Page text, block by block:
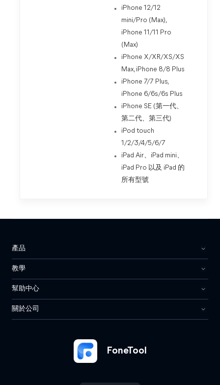
iPhone 12/12
mini/Pro (Max),
iPhone 11/11 Pro
(Max)
iPhone X/XR/XS/XS
Max, iPhone 8/8 Plus
iPhone 7/7 Plus,
iPhone 6/6s/6s Plus
iPhone SE (第一代、
第二代、第三代)
iPod touch
1/2/3/4/5/6/7
iPad Air、iPad mini、
iPad Pro 以及 iPad 的
所有型號
FoneTool
產品
教學
幫助中心
關於公司